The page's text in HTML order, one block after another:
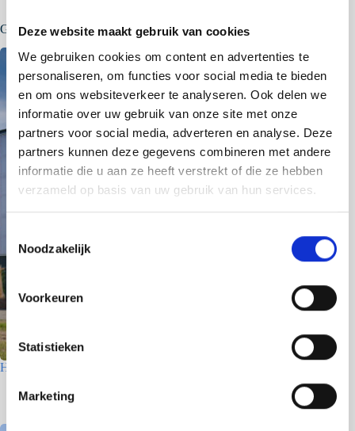
Deze website maakt gebruik van cookies
We gebruiken cookies om content en advertenties te
personaliseren, om functies voor social media te bieden
en om ons websiteverkeer te analyseren. Ook delen we
informatie over uw gebruik van onze site met onze
partners voor social media, adverteren en analyse. Deze
partners kunnen deze gegevens combineren met andere
informatie die u aan ze heeft verstrekt of die ze hebben
verzameld op basis van uw gebruik van hun services.
o
t
e
m
m
g
Noodzakelijk
Voorkeuren
Statistieken
Marketing
Gerelateerde berichten
Houtfabriek – Utrecht
7 juli 2026